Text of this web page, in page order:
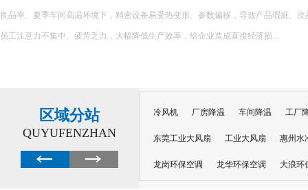
良品率。夏季车间高温环境下，精密设备易受热变形、参数偏移，导致产品瑕疵、
员工注意力不集中、疲劳乏力，大幅降低生产效率，给企业造成直接经济损...
区域分站
QUYUFENZHAN
冷风机 厂房降温 车间降温 工厂
东莞工业大风扇 工业大风扇 惠州水
龙岗环保空调 龙华环保空调 大浪环